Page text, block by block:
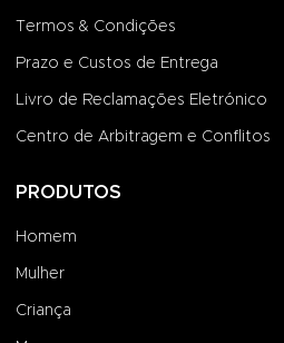
Termos & Condições
Prazo e Custos de Entrega
Livro de Reclamações Eletrónico
Centro de Arbitragem e Conflitos
PRODUTOS
Homem
Mulher
Criança